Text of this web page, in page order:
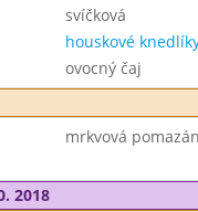
svíčková
houskové
ovocný čaj
mrkvová
2018